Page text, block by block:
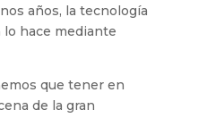
años, la tecnología
lo hace mediante
que tener en
de la gran